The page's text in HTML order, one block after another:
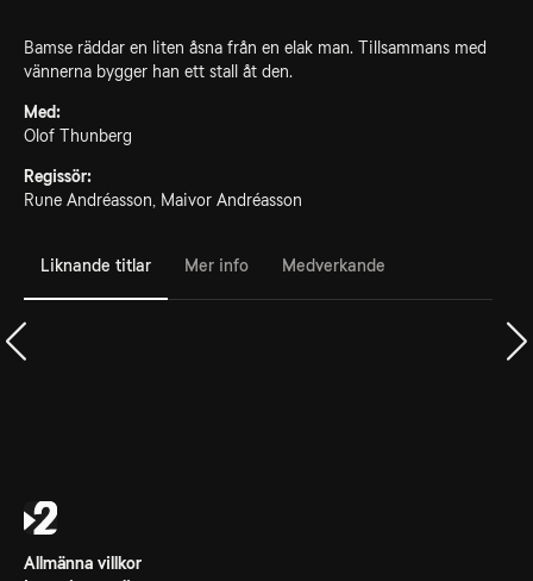
Bamse räddar en liten åsna från en elak man. Tillsammans med
vännerna bygger han ett stall åt den.
Med:
Olof Thunberg
Regissör:
Rune Andréasson, Maivor Andréasson
Liknande titlar Mer info Medverkande
Allmänna villkor